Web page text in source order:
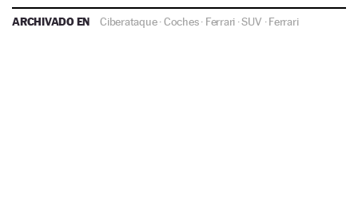
ARCHIVADO EN Ciberataque·Coches· Ferrari ·SUV ·Ferrari